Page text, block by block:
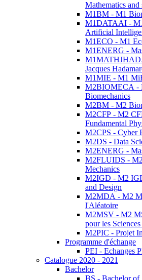
Mathematics and
M1BM - M1
M1DATAAI -
Artificial
M1ECO - M1
M1ENERG -
Jacques
M1MIE - M1
M2BIOMECA -
Biomechanics
M2BM - M2
M2CFP - M2
Fundamental
M2CPS - Cyber
M2DS - Data
M2ENERG -
M2FLUIDS -
Mechanics
M2IGD - M2
and Design
M2MDA - M2
l'Aléatoire
M2MSV - M2
pour les
M2PIC - Projet
Programme d'échange
PEI - Echanges
Catalogue 2020 - 2021
Bachelor
BS - Bachelor of